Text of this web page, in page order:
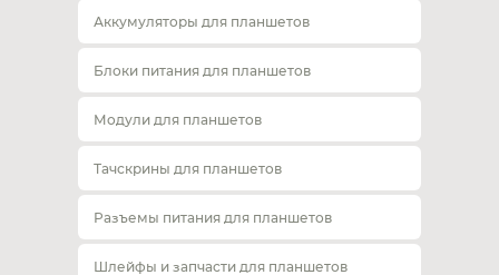
Аккумуляторы для планшетов
Блоки питания для планшетов
Модули для планшетов
Тачскрины для планшетов
Разъемы питания для планшетов
Шлейфы и запчасти для планшетов